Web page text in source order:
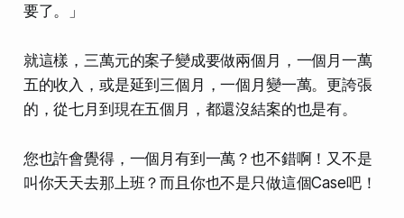
要了。」
就這樣，三萬元的案子變成要做兩個月，一個月一萬
五的收入，或是延到三個月，一個月變一萬。更誇張
的，從七月到現在五個月，都還沒結案的也是有。
您也許會覺得，一個月有到一萬？也不錯啊！又不是
叫你天天去那上班？而且你也不是只做這個Case吧！